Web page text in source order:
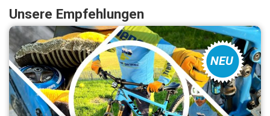
Unsere Empfehlungen
NEU